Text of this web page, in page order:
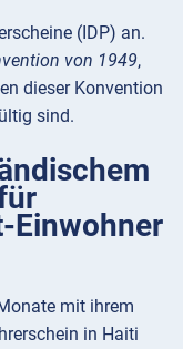
(IDP) an.
von 1949,
dieser Konvention
sind.
Einwohner
mit ihrem
in Haiti